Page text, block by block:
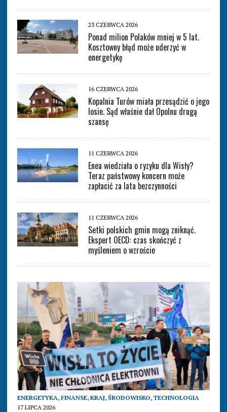
23 CZERWCA 2026
Ponad milion Polaków mniej w 5 lat.
Kosztowny błąd może uderzyć w
energetykę
16 CZERWCA 2026
Kopalnia Turów miała przesądzić o jego
losie. Sąd właśnie dał Opolnu drugą
szansę
11 CZERWCA 2026
Enea wiedziała o ryzyku dla Wisły?
Teraz państwowy koncern może
zapłacić za lata bezczynności
11 CZERWCA 2026
Setki polskich gmin mogą zniknąć.
Ekspert OECD: czas skończyć z
myśleniem o wzroście
ENERGETYKA, FINANSE, KRAJ, ŚRODOWISKO, TECHNOLOGIA
17 LIPCA 2026